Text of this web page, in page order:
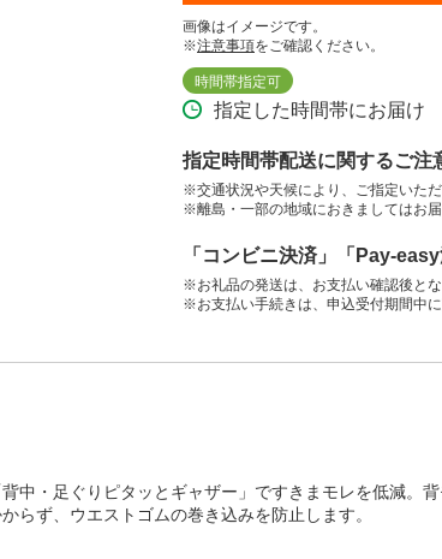
画像はイメージです。
※注意事項をご確認ください。
時間帯指定可
指定した時間帯にお届け
指定時間帯配送に関するご注
※交通状況や天候により、ご指定いた
※離島・一部の地域におきましてはお
「コンビニ決済」「Pay-
※お礼品の発送は、お支払い確認後とな
※お支払い手続きは、申込受付期間中
中・足ぐりピタッとギャザー」ですきまモレを低減。
らず、ウエストゴムの巻き込みを防止します。